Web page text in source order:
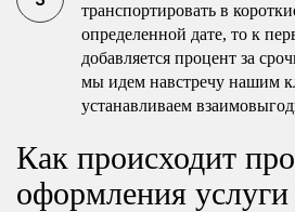
транспортировать в
определенной дате, то к
добавляется процент за
мы идем навстречу нашим
устанавливаем
Как происходит
оформления услуги